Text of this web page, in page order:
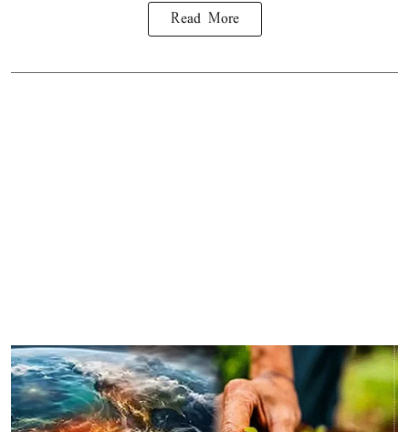
Read More